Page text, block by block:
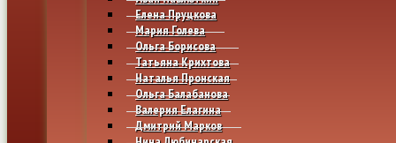
Елена Пруцкова
Мария Голева
Ольга Борисова
Татьяна Крихтова
Наталья Пронская
Ольга Балабанова
Валерия Елагина
Дмитрий Марков